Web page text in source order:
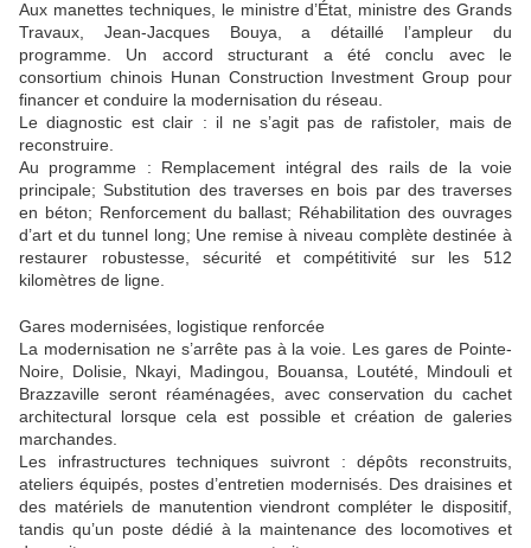
Aux manettes techniques, le ministre d’État, ministre des Grands
Travaux, Jean-Jacques Bouya, a détaillé l’ampleur du
programme. Un accord structurant a été conclu avec le
consortium chinois Hunan Construction Investment Group pour
financer et conduire la modernisation du réseau.
Le diagnostic est clair : il ne s’agit pas de rafistoler, mais de
reconstruire.
Au programme : Remplacement intégral des rails de la voie
principale; Substitution des traverses en bois par des traverses
en béton; Renforcement du ballast; Réhabilitation des ouvrages
d’art et du tunnel long; Une remise à niveau complète destinée à
restaurer robustesse, sécurité et compétitivité sur les 512
kilomètres de ligne.
Gares modernisées, logistique renforcée
La modernisation ne s’arrête pas à la voie. Les gares de Pointe-
Noire, Dolisie, Nkayi, Madingou, Bouansa, Loutété, Mindouli et
Brazzaville seront réaménagées, avec conservation du cachet
architectural lorsque cela est possible et création de galeries
marchandes.
Les infrastructures techniques suivront : dépôts reconstruits,
ateliers équipés, postes d’entretien modernisés. Des draisines et
des matériels de manutention viendront compléter le dispositif,
tandis qu’un poste dédié à la maintenance des locomotives et